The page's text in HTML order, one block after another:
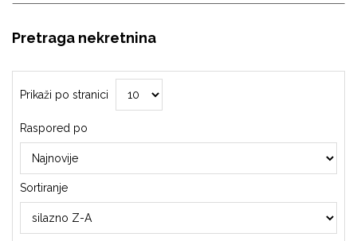
Pretraga nekretnina
Prikaži po stranici
Raspored po
Sortiranje